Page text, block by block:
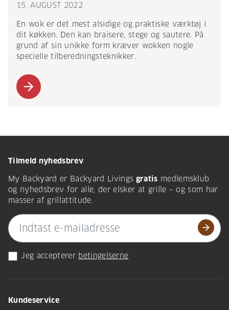
15. AUGUST 2022
En wok er det mest alsidige og praktiske værktøj i
dit køkken. Den kan braisere, stege og sautere. På
grund af sin unikke form kræver wokken nogle
specielle tilberedningsteknikker.
arrow_forward
Tilmeld nyhedsbrev
My Backyard er Backyard Livings gratis medlemsklub
og nyhedsbrev for alle, der elsker at grille – og som har
masser af grillattitude.
arrow_forward
Jeg accepterer betingelserne
Kundeservice